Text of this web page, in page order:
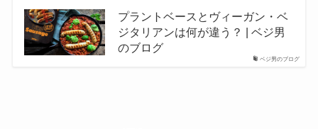
ベジ男のブログ
プラントベースとヴィーガン・ベ
ジタリアンは何が違う？ | ベジ男
のブログ